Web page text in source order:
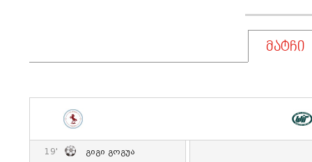
მატჩი
19' Გიგი Გოგუა